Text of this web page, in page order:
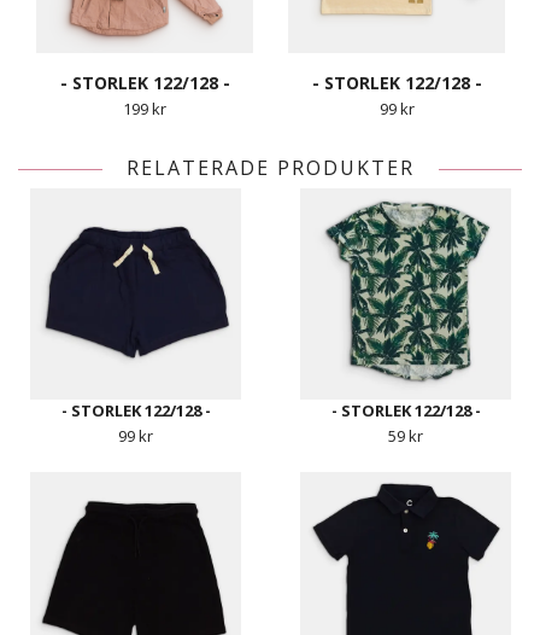
- STORLEK 122/128 -
199 kr
- STORLEK 122/128 -
99 kr
RELATERADE PRODUKTER
- STORLEK 122/128 -
99 kr
- STORLEK 122/128 -
59 kr